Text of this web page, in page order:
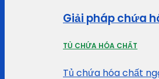
Giải pháp chứa
TỦ CHỨA HÓA CHẤT
Tủ chứa hóa chất